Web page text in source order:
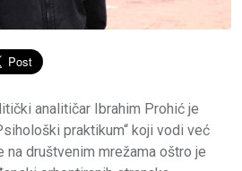
analitičar Ibrahim Prohić je
praktikum“ koji vodi već
na društvenim mrežama oštro je